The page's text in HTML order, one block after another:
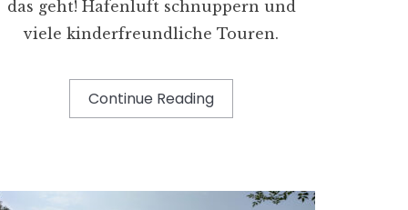
das geht! Hafenluft schnuppern und
viele kinderfreundliche Touren.
Continue Reading